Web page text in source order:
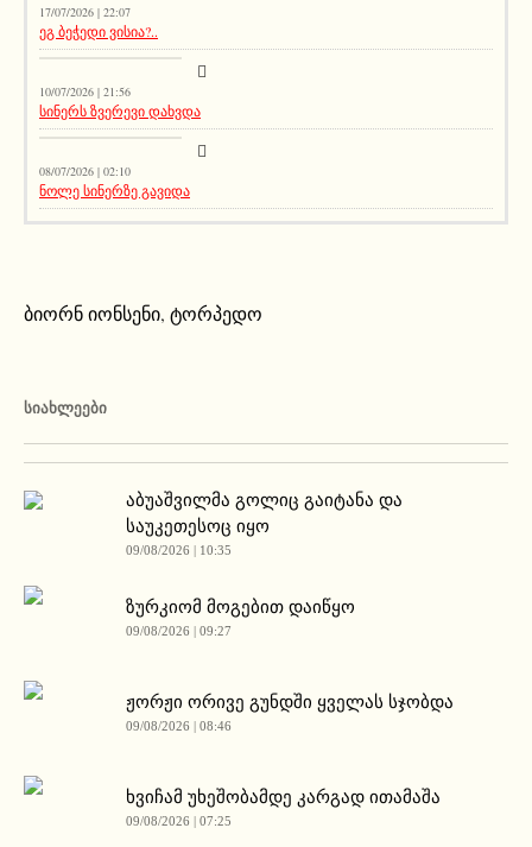
17/07/2026 | 22:07
ეგ ბეჭედი ვისია?..
სიახლეები
10/07/2026 | 21:56
სინერს ზვერევი დახვდა
სიახლეები
08/07/2026 | 02:10
ნოლე სინერზე გავიდა
ბიორნ იონსენი, ტორპედო
ᲡᲘᲐᲮᲚᲔᲔᲑᲘ
აბუაშვილმა გოლიც გაიტანა და
საუკეთესოც იყო
09/08/2026 | 10:35
ზურკიომ მოგებით დაიწყო
09/08/2026 | 09:27
ჟორჟი ორივე გუნდში ყველას სჯობდა
09/08/2026 | 08:46
ხვიჩამ უხეშობამდე კარგად ითამაშა
09/08/2026 | 07:25